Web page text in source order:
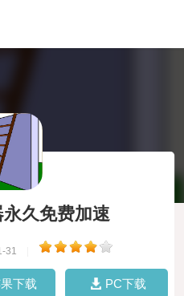
久免费加速
31
下载 PC下载